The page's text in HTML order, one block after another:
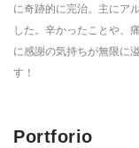
に奇跡的に完治。主にア
した。辛かったことや、
に感謝の気持ちが無限に
す！
Portforio